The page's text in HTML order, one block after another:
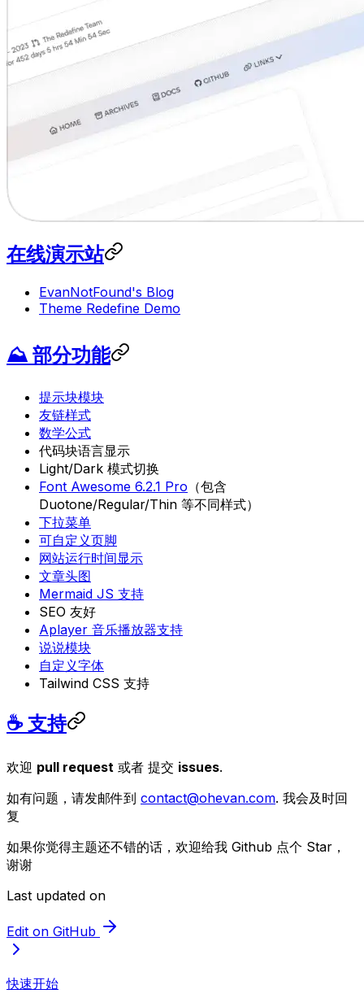
在线演示站
EvanNotFound's Blog
Theme Redefine Demo
⛰ 部分功能
提示块模块
友链样式
数学公式
代码块语言显示
Light/Dark 模式切换
Font Awesome 6.2.1 Pro （包含
Duotone/Regular/Thin 等不同样式）
下拉菜单
可自定义页脚
网站运行时间显示
文章头图
Mermaid JS 支持
SEO 友好
Aplayer 音乐播放器支持
说说模块
自定义字体
Tailwind CSS 支持
☕ 支持
欢迎 pull request 或者 提交 issues.
如有问题，请发邮件到 contact@ohevan.com. 我会及时回
复
如果你觉得主题还不错的话，欢迎给我 Github 点个 Star，
谢谢
Last updated on
Edit on GitHub
快速开始